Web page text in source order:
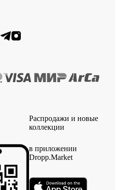
Распродажи и новые
коллекции
в приложении
Dropp.Market